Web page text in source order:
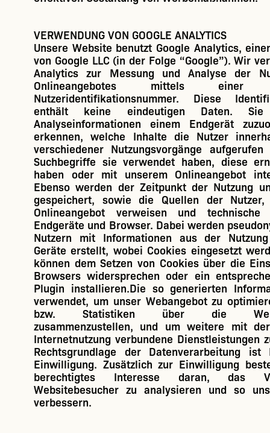
VERWENDUNG VON GOOGLE ANALYTICS
Unsere Website benutzt Google Analytics,
von Google LLC (in der Folge “Google”). Wir
Analytics zur Messung und Analyse der
Onlineangebotes mittels einer
Nutzeridentifikationsnummer. Diese
enthält keine eindeutigen Daten.
Analyseinformationen einem Endgerät
erkennen, welche Inhalte die Nutzer
verschiedener Nutzungsvorgänge
Suchbegriffe sie verwendet haben, diese
haben oder mit unserem Onlineangebot
Ebenso werden der Zeitpunkt der Nutzung
gespeichert, sowie die Quellen der
Onlineangebot verweisen und
Endgeräte und Browser. Dabei werden
Nutzern mit Informationen aus der
Geräte erstellt, wobei Cookies eingesetzt
können dem Setzen von Cookies über die
Browsers widersprechen oder ein
Plugin installieren.Die so generierten
verwendet, um unser Webangebot zu
bzw. Statistiken über die
zusammenzustellen, und um weitere mit
Internetnutzung verbundene Dienstleistungen
Rechtsgrundlage der Datenverarbeitung
Einwilligung. Zusätzlich zur Einwilligung
berechtigtes Interesse daran, das
Websitebesucher zu analysieren und so
verbessern.